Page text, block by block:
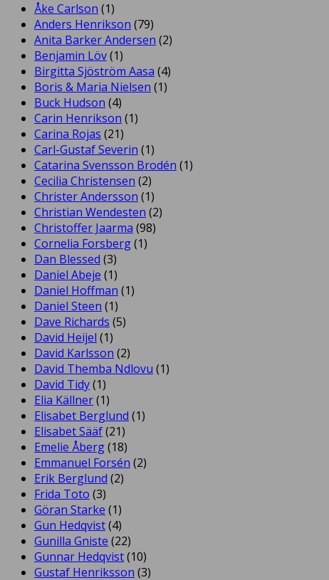
Åke Carlson (1)
Anders Henrikson (79)
Anita Barker Andersen (2)
Benjamin Löv(1)
Birgitta Sjöström Aasa (4)
Boris & Maria Nielsen (1)
Buck Hudson (4)
Carin Henrikson (1)
Carina Rojas (21)
Carl-Gustaf Severin (1)
Catarina Svensson Brodén (1)
Cecilia Christensen (2)
Christer Andersson (1)
Christian Wendesten (2)
Christoffer Jaarma (98)
Cornelia Forsberg(1)
Dan Blessed (3)
Daniel Abeje (1)
Daniel Hoffman (1)
Daniel Steen (1)
Dave Richards (5)
David Heijel (1)
David Karlsson (2)
David Themba Ndlovu (1)
David Tidy(1)
Elia Källner(1)
Elisabet Berglund (1)
Elisabet Sääf(21)
Emelie Åberg(18)
Emmanuel Forsén (2)
Erik Berglund (2)
Frida Toto (3)
Göran Starke (1)
Gun Hedqvist(4)
Gunilla Gniste (22)
Gunnar Hedqvist(10)
Gustaf Henriksson (3)